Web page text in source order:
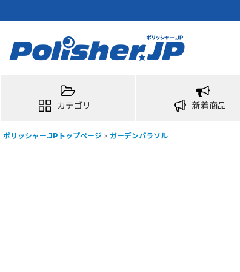
カテゴリ 新着商品
ポリッシャー.JPトップページ > ガーデンパラソル